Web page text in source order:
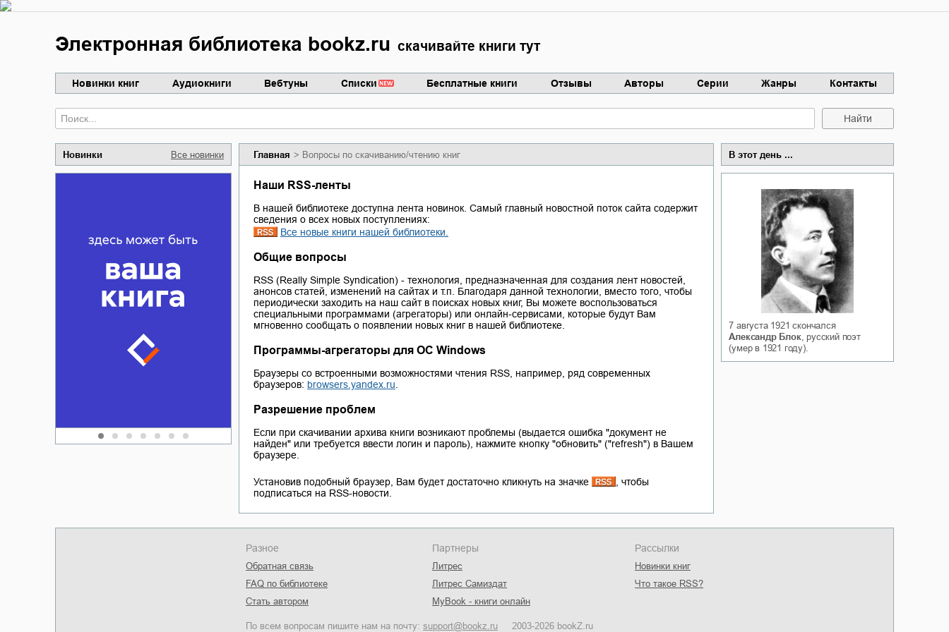
Электронная библиотека bookz.ru скачивайте книги тут
Новинки книг Аудиокниги Вебтуны Списки Бесплатные книги Отзывы Авторы Серии Жанры Контакты
Найти
Новинки Все новинки
Забытая земля Новоросии:
о судьбе Кировоградской
области
Забытая земля Новоросии:
области
Белая ворона на факультете
Теней
Оксана Гринберга
Главная Вопросы по скачиванию/чтению книг
Наши RSS-ленты
В нашей библиотеке доступна лента новинок. Самый главный новостной поток сайта содержит
сведения о всех новых поступлениях:
Все новые книги нашей библиотеки.
Общие вопросы
RSS (Really Simple Syndication) - технология, предназначенная для создания лент новостей,
анонсов статей, изменений на сайтах и т.п. Благодаря данной технологии, вместо того, чтобы
периодически заходить на наш сайт в поисках новых книг, Вы можете воспользоваться
специальными программами (агрегаторы) или онлайн-сервисами, которые будут Вам
мгновенно сообщать о появлении новых книг в нашей библиотеке.
Программы-агрегаторы для ОС Windows
Браузеры со встроенными возможностями чтения RSS, например, ряд современных
браузеров: browsers.yandex.ru
Разрешение проблем
Если при скачивании архива книги возникают проблемы (выдается ошибка "документ не
найден" или требуется ввести логин и пароль), нажмите кнопку "обновить" ("refresh") в Вашем
браузере.
Установив подобный браузер, Вам будет достаточно кликнуть на значке
, чтобы
подписаться на RSS-новости.
В этот день ...
7 августа 1921 скончался
Александр Блок, русский поэт
(умер в 1921 году).
Разное
Обратная связь
FAQ по библиотеке
Стать автором
Партнеры
Литрес
Литрес Самиздат
MyBook - книги онлайн
Рассылки
Новинки книг
Что такое RSS?
По всем вопросам пишите нам на почту: support@bookz.ru 2003-2026 bookZ.ru